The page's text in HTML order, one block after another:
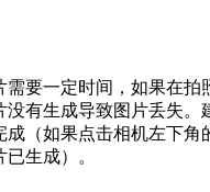
要一定时间，如果在拍
没有生成导致图片丢失。
（如果点击相机左下角
生成）。